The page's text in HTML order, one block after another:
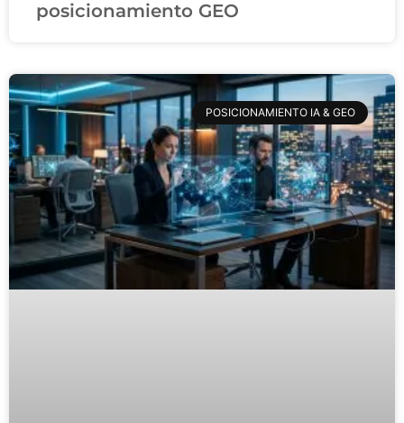
posicionamiento GEO
POSICIONAMIENTO IA & GEO